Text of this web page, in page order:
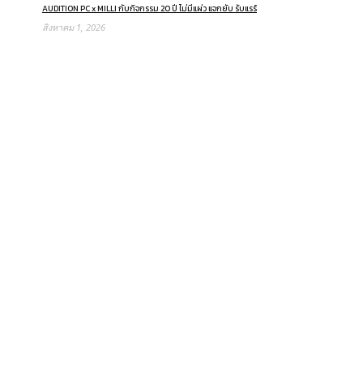
AUDITION PC x MILLI กับกิจกรรม 20 ปี ไม่มีแผ่ว แจกยับ รับแรร์
สิงหาคม 1, 2026